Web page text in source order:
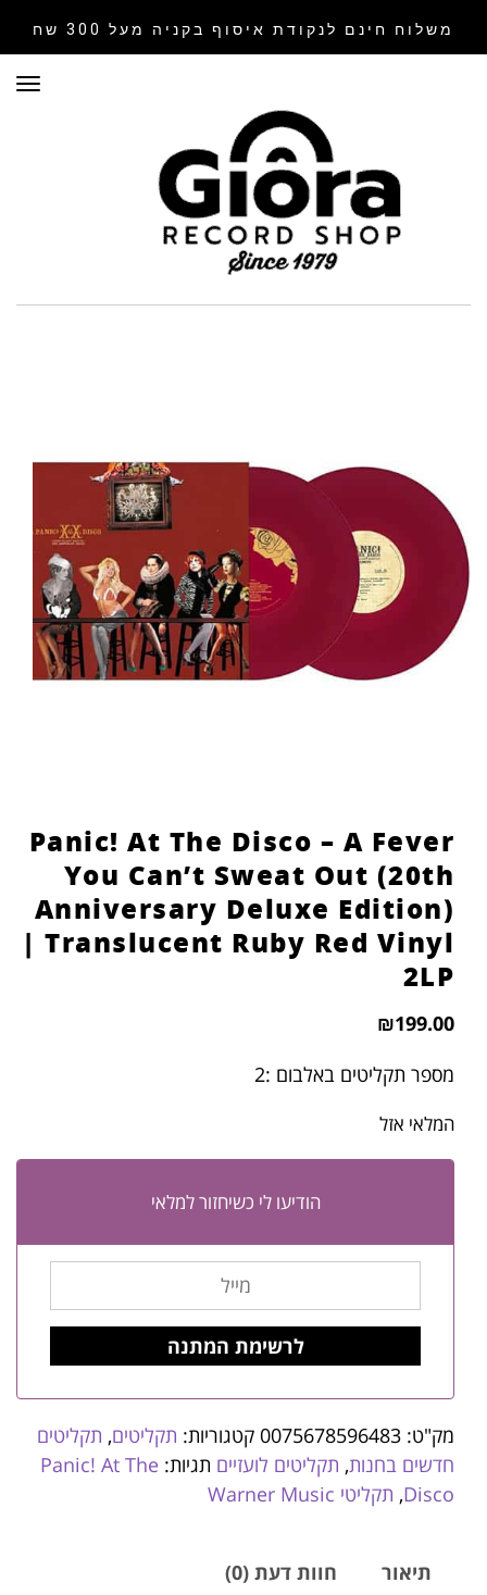
משלוח חינם לנקודת איסוף בקניה מעל 300 שח
Panic! At The Disco – A Fever
You Can’t Sweat Out (20th
Anniversary Deluxe Edition)
| Translucent Ruby Red Vinyl
2LP
₪199.00
מספר תקליטים באלבום :2
המלאי אזל
הודיעו לי כשיחזור למלאי
מק"ט: 0075678596483 קטגוריות: תקליטים, תקליטים
חדשים בחנות, תקליטים לועזיים תגיות: Panic! At The
Disco
, תקליטי Warner Music
תיאור חוות דעת (0)